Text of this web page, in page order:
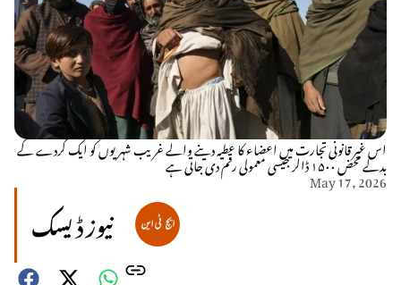
اس غیر قانونی تجارت میں اعضاء کا عطیہ دینے والے غریب شہریوں کو ایک گردے کے
بدلے محض ۱۵۰۰ ڈالر جیسی معمولی رقم دی جاتی ہے
May 17, 2026
نیوز ڈیسک